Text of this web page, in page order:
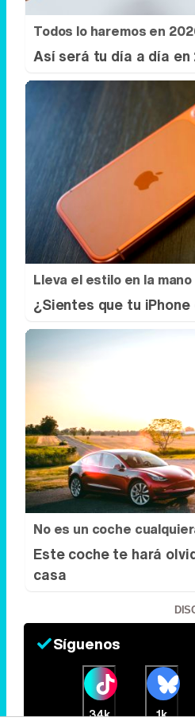
Lleva el estilo en la mano
¿Sientes que tu
No es un coche cualquiera
Este coche te hará
casa
Síguenos
Eliminar